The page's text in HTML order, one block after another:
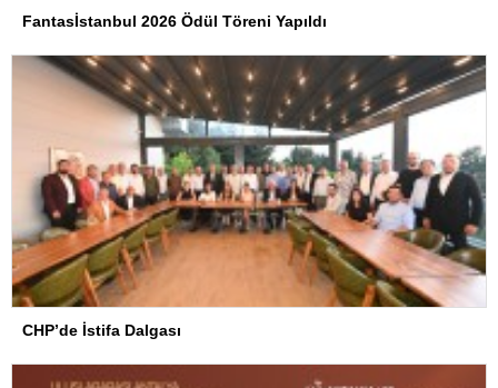
Fantasİstanbul 2026 Ödül Töreni Yapıldı
CHP’de İstifa Dalgası